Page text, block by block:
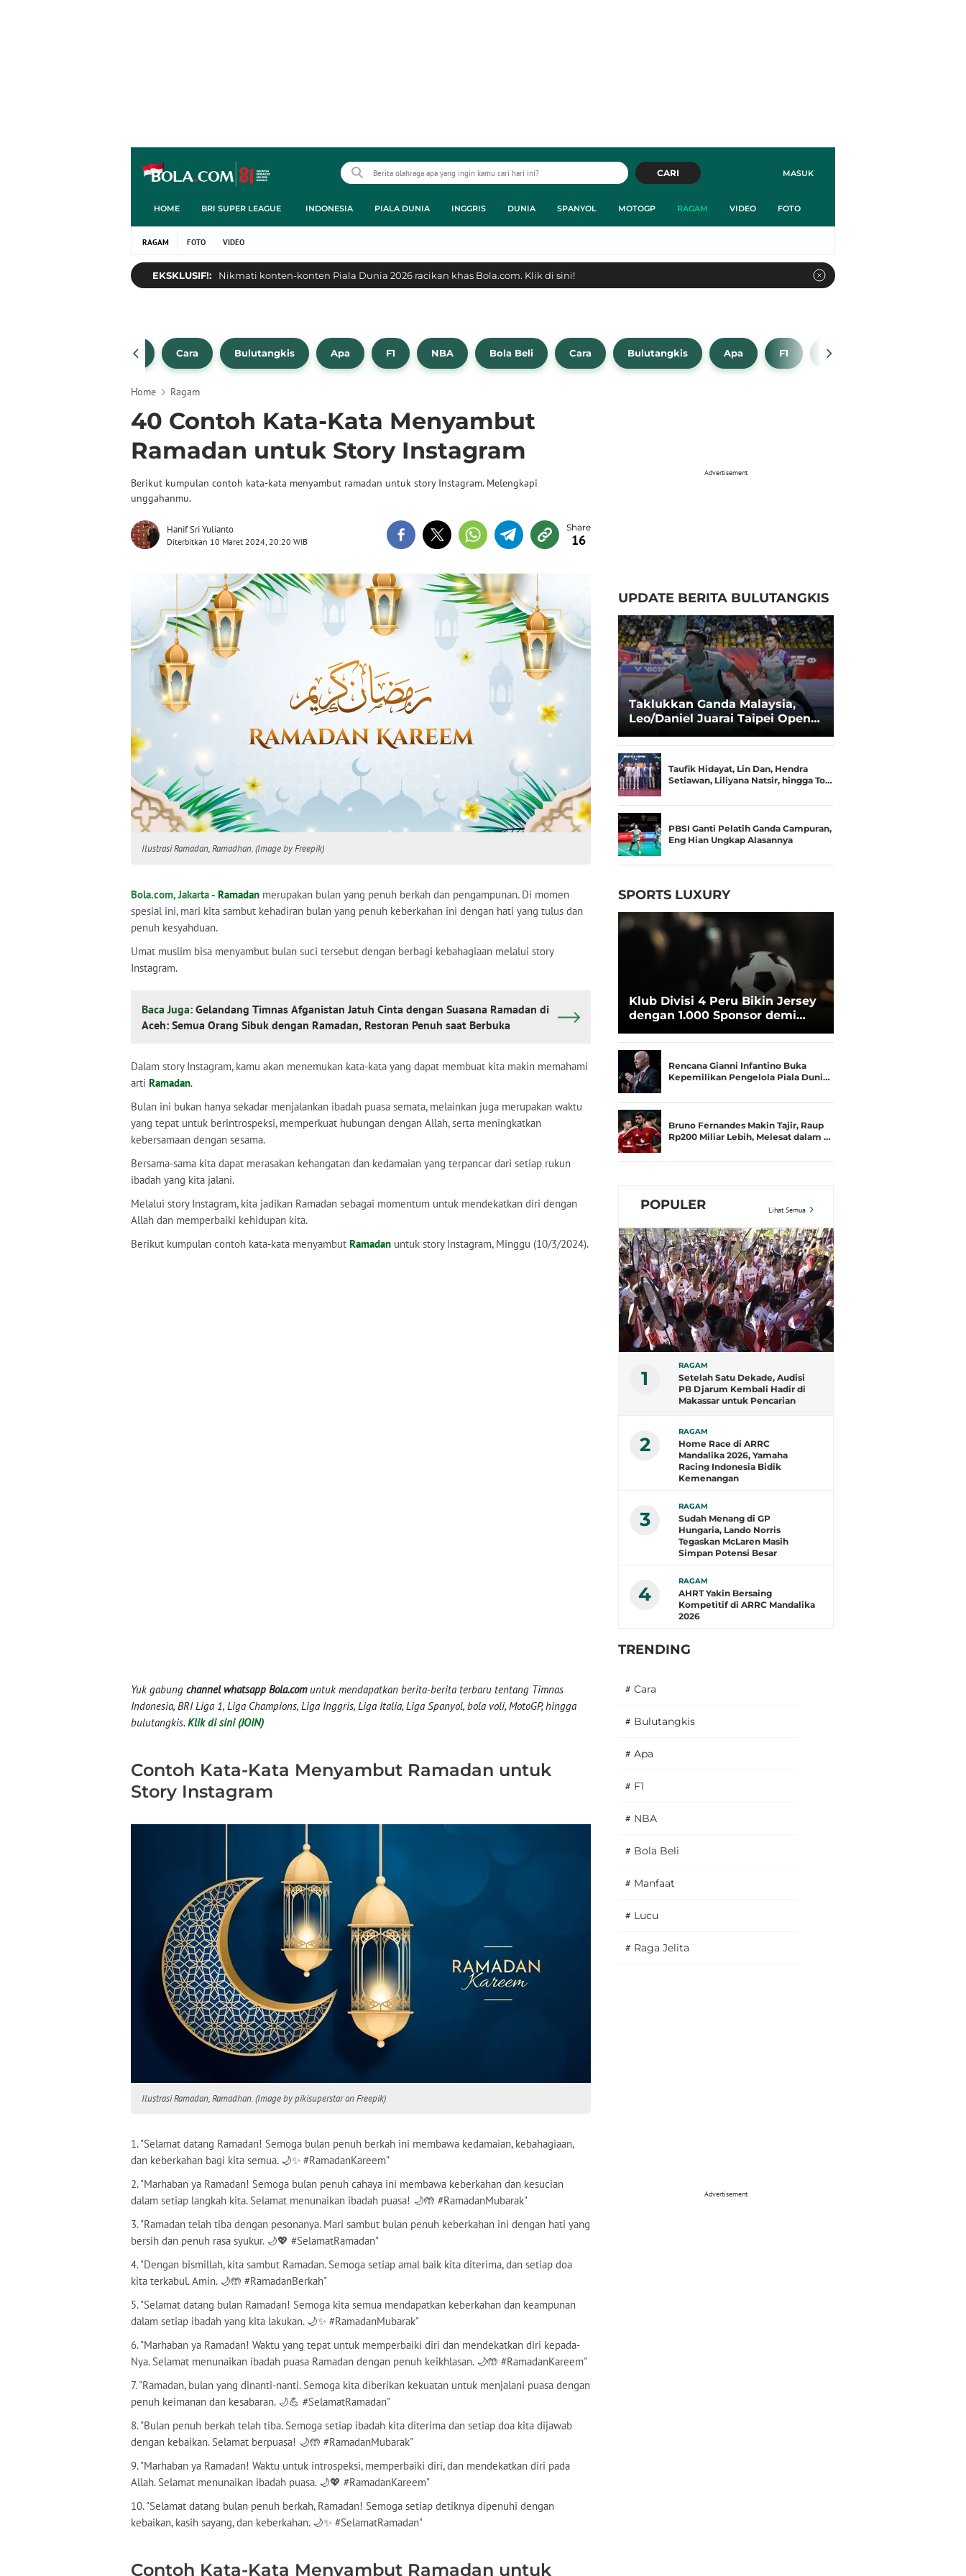
MASUK
CARI
HOME BRI SUPER LEAGUE INDONESIA PIALA DUNIA INGGRIS DUNIA SPANYOL MOTOGP RAGAM VIDEO FOTO
RAGAM FOTO VIDEO
EKSKLUSIF!: Nikmati konten-konten Piala Dunia 2026 racikan khas Bola.com. Klik di sini!
Bola Beli Cara Bulutangkis Apa F1 NBA Bola Beli Cara Bulutangkis Apa F1 NBA
Home Ragam
40 Contoh Kata-Kata Menyambut
Ramadan untuk Story Instagram
Berikut kumpulan contoh kata-kata menyambut ramadan untuk story Instagram. Melengkapi
unggahanmu.
Hanif Sri Yulianto
Diterbitkan 10 Maret 2024, 20:20 WIB 16
Ilustrasi Ramadan, Ramadhan. (Image by Freepik)
Bola.com, Jakarta - Ramadan merupakan bulan yang penuh berkah dan pengampunan. Di momen
spesial ini, mari kita sambut kehadiran bulan yang penuh keberkahan ini dengan hati yang tulus dan
penuh kesyahduan.
Umat muslim bisa menyambut bulan suci tersebut dengan berbagi kebahagiaan melalui story
Instagram.
Baca Juga: Gelandang Timnas Afganistan Jatuh Cinta dengan Suasana Ramadan di
Aceh: Semua Orang Sibuk dengan Ramadan, Restoran Penuh saat Berbuka
Dalam story Instagram, kamu akan menemukan kata-kata yang dapat membuat kita makin memahami
arti Ramadan.
Bulan ini bukan hanya sekadar menjalankan ibadah puasa semata, melainkan juga merupakan waktu
yang tepat untuk berintrospeksi, memperkuat hubungan dengan Allah, serta meningkatkan
kebersamaan dengan sesama.
Bersama-sama kita dapat merasakan kehangatan dan kedamaian yang terpancar dari setiap rukun
ibadah yang kita jalani.
Melalui story Instagram, kita jadikan Ramadan sebagai momentum untuk mendekatkan diri dengan
Allah dan memperbaiki kehidupan kita.
Berikut kumpulan contoh kata-kata menyambut Ramadan untuk story Instagram, Minggu (10/3/2024).
Yuk gabung channel whatsapp Bola.comuntuk mendapatkan berita-berita terbaru tentang Timnas
Indonesia, BRI Liga 1, Liga Champions, Liga Inggris, Liga Italia, Liga Spanyol, bola voli, MotoGP, hingga
bulutangkis. Klik di sini (JOIN)
Contoh Kata-Kata Menyambut Ramadan untuk
Story Instagram
Ilustrasi Ramadan, Ramadhan. (Image by pikisuperstar on Freepik)
1. "Selamat datang Ramadan! Semoga bulan penuh berkah ini membawa kedamaian, kebahagiaan,
dan keberkahan bagi kita semua. 🌙✨ #RamadanKareem"
2. "Marhaban ya Ramadan! Semoga bulan penuh cahaya ini membawa keberkahan dan kesucian
dalam setiap langkah kita. Selamat menunaikan ibadah puasa! 🌙🤲 #RamadanMubarak"
3. "Ramadan telah tiba dengan pesonanya. Mari sambut bulan penuh keberkahan ini dengan hati yang
bersih dan penuh rasa syukur. 🌙💖 #SelamatRamadan"
4. "Dengan bismillah, kita sambut Ramadan. Semoga setiap amal baik kita diterima, dan setiap doa
kita terkabul. Amin. 🌙🤲 #RamadanBerkah"
5. "Selamat datang bulan Ramadan! Semoga kita semua mendapatkan keberkahan dan keampunan
dalam setiap ibadah yang kita lakukan. 🌙✨ #RamadanMubarak"
6. "Marhaban ya Ramadan! Waktu yang tepat untuk memperbaiki diri dan mendekatkan diri kepada-
Nya. Selamat menunaikan ibadah puasa Ramadan dengan penuh keikhlasan. 🌙🤲 #RamadanKareem"
7. "Ramadan, bulan yang dinanti-nanti. Semoga kita diberikan kekuatan untuk menjalani puasa dengan
penuh keimanan dan kesabaran. 🌙💪 #SelamatRamadan"
8. "Bulan penuh berkah telah tiba. Semoga setiap ibadah kita diterima dan setiap doa kita dijawab
dengan kebaikan. Selamat berpuasa! 🌙🤲 #RamadanMubarak"
9. "Marhaban ya Ramadan! Waktu untuk introspeksi, memperbaiki diri, dan mendekatkan diri pada
Allah. Selamat menunaikan ibadah puasa. 🌙💖 #RamadanKareem"
10. "Selamat datang bulan penuh berkah, Ramadan! Semoga setiap detiknya dipenuhi dengan
kebaikan, kasih sayang, dan keberkahan. 🌙✨ #SelamatRamadan"
Contoh Kata-Kata Menyambut Ramadan untuk
Advertisement
UPDATE BERITA BULUTANGKIS
Taklukkan Ganda Malaysia,
Leo/Daniel Juarai Taipei Open
Taufik Hidayat, Lin Dan, Hendra
Setiawan, Liliyana Natsir, hingga To…
PBSI Ganti Pelatih Ganda Campuran,
Eng Hian Ungkap Alasannya
SPORTS LUXURY
Klub Divisi 4 Peru Bikin Jersey
dengan 1.000 Sponsor demi
Rencana Gianni Infantino Buka
Kepemilikan Pengelola Piala Duni…
Bruno Fernandes Makin Tajir, Raup
Rp200 Miliar Lebih, Melesat dalam …
POPULER Lihat Semua
1
RAGAM
Setelah Satu Dekade, Audisi
PB Djarum Kembali Hadir di
Makassar untuk Pencarian
2
RAGAM
Home Race di ARRC
Mandalika 2026, Yamaha
Racing Indonesia Bidik
Kemenangan
3
RAGAM
Sudah Menang di GP
Hungaria, Lando Norris
Tegaskan McLaren Masih
Simpan Potensi Besar
4
RAGAM
AHRT Yakin Bersaing
Kompetitif di ARRC Mandalika
2026
TRENDING
# Cara
# Bulutangkis
# Apa
# F1
# NBA
# Bola Beli
# Manfaat
# Lucu
# Raga Jelita
Advertisement